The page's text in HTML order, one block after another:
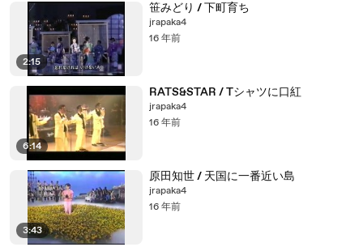
2:15
笹みどり / 下町育ち
jrapaka4
16 年前
6:14
RATS&STAR / Tシャツに口紅
jrapaka4
16 年前
3:43
原田知世 / 天国に一番近い島
jrapaka4
16 年前